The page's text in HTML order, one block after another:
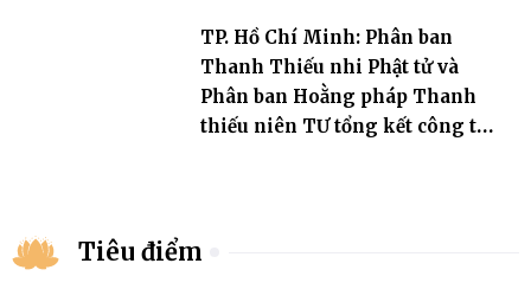
TP. Hồ Chí Minh: Phân ban
Thanh Thiếu nhi Phật tử và
Phân ban Hoằng pháp Thanh
thiếu niên TƯ tổng kết công tác
Tiêu điểm